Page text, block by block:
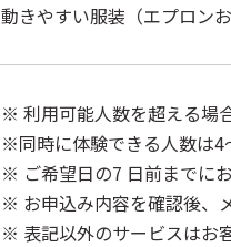
動きやすい服装（エプロン
※ 利用可能人数を超える場
※同時に体験できる人数は4
※ ご希望日の7 日前までに
※ お申込み内容を確認後、
※ 表記以外のサービスはお